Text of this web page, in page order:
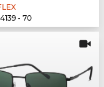
- 70